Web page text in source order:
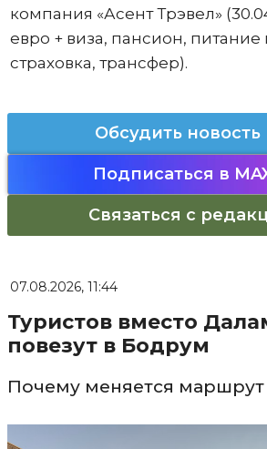
компания «Асент Трэвел»
евро + виза, пансион,
страховка, трансфер).
Обсудить новость
Подписаться в
Связаться с
07.08.2026, 11:44
Туристов вместо
повезут в Бодрум
Почему меняется маршрут